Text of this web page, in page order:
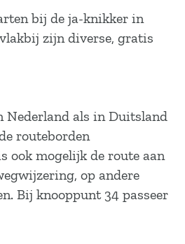
bij de ja-knikker in
zijn diverse, gratis
Nederland als in Duitsland
routeborden
ook mogelijk de route aan
op andere
Bij knooppunt 34 passeer